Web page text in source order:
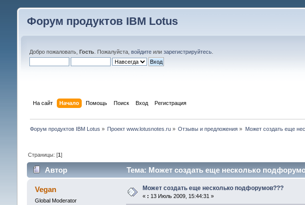
Форум продуктов IBM Lotus
Добро пожаловать, Гость. Пожалуйста, войдитеили зарегистрируйтесь.
На сайт Начало Помощь Поиск Вход Регистрация
Форум продуктов IBM Lotus » Проект www.lotusnotes.ru » Отзывы и предложения » Может создать еще
Страницы: [1]
Автор Тема: Может создать еще несколько
Vegan
Global Moderator
Может создать еще несколько подфорумов???
« : 13 Июль 2009, 15:44:31 »